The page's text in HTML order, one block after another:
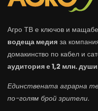
Агро ТВ е ключов и
водеща медия за
домакинство по кабел и
аудитория е 1,2 млн.
Единствената аграрна
по-голям брой зрители.